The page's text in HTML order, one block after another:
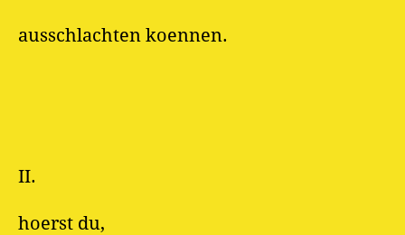
ausschlachten koennen.
II.
hoerst du,